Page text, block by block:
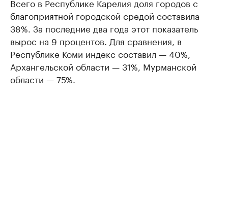
Всего в Республике Карелия доля городов с
благоприятной городской средой составила
38%. За последние два года этот показатель
вырос на 9 процентов. Для сравнения, в
Республике Коми индекс составил — 40%,
Архангельской области — 31%, Мурманской
области — 75%.